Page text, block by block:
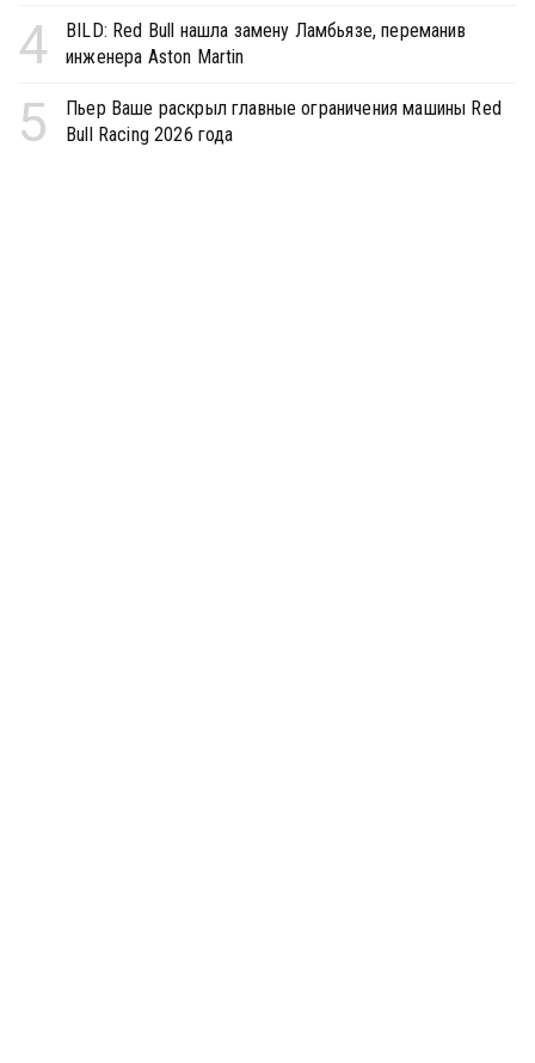
4
BILD: Red Bull нашла замену Ламбьязе, переманив
инженера Aston Martin
5
Пьер Ваше раскрыл главные ограничения машины Red
Bull Racing 2026 года